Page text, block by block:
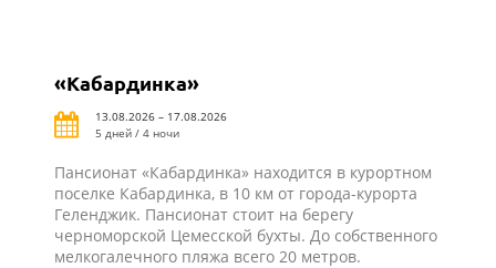
«Кабардинка»
13.08.2026 – 17.08.2026
5 дней / 4 ночи
Пансионат «Кабардинка» находится в курортном
поселке Кабардинка, в 10 км от города-курорта
Геленджик. Пансионат стоит на берегу
черноморской Цемесской бухты. До собственного
мелкогалечного пляжа всего 20 метров.